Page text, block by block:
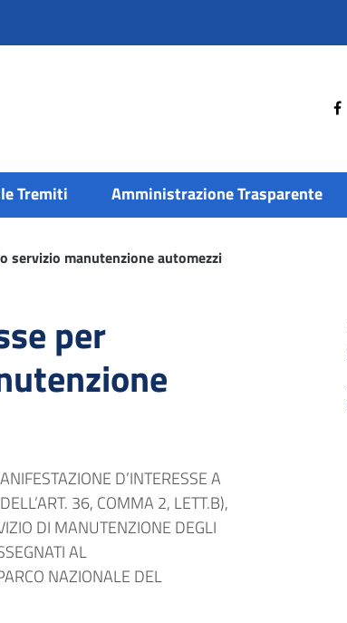
Tremiti Amministrazione Trasparente
servizio manutenzione automezzi
per
D’INTERESSE A
36, COMMA 2, LETT.B),
DI MANUTENZIONE DEGLI
AL
NAZIONALE DEL